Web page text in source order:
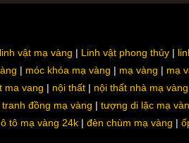
linh vật mạ vàng Linh vật phong thủy
móc khóa mạ vàng mạ vàng mạ
ma vang nội thất nội thất nhà mạ vàng
tranh đồng mạ vàng tượng di lặc mạ
ô tô mạ vàng 24k đèn chùm mạ vàng